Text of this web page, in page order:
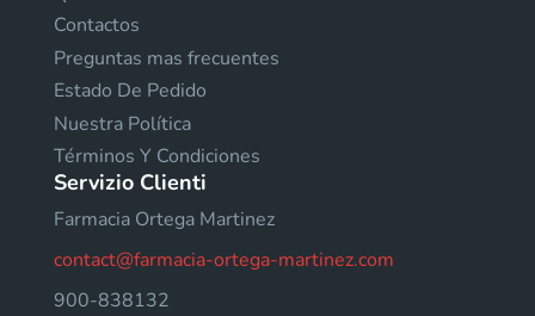
Contactos
Preguntas mas frecuentes
Estado De Pedido
Nuestra Política
Términos Y Condiciones
Servizio Clienti
Farmacia Ortega Martinez
contact@farmacia-ortega-martinez.com
900-838132